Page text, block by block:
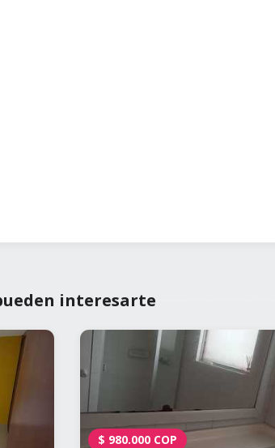
interesarte
$ 980.000 COP